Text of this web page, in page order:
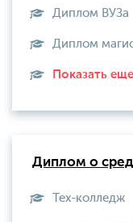
Диплом ВУЗа
Диплом
Показать
Диплом о
Тех-колледж